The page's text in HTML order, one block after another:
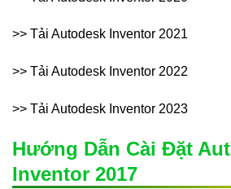
>> Tải Autodesk Inventor 2021
>> Tải Autodesk Inventor 2022
>> Tải Autodesk Inventor 2023
Hướng Dẫn Cài Đặt
Inventor 2017